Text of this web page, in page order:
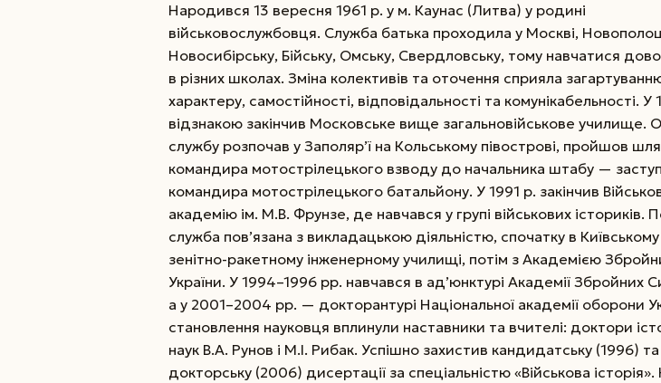
Народився 13 вересня 1961 р. у м. Каунас (Литва) у родині
військовослужбовця. Служба батька проходила у Москві,
Новосибірську, Бійську, Омську, Свердловську, тому навчатися
в різних школах. Зміна колективів та оточення сприяла
характеру, самостійності, відповідальності та комунікабельності. У
відзнакою закінчив Московське вище загальновійськове училище.
службу розпочав у Заполяр’ї на Кольському півострові, пройшов
командира мотострілецького взводу до начальника штабу —
командира мотострілецького батальйону. У 1991 р. закінчив
академію ім. М.В. Фрунзе, де навчався у групі військових істориків.
служба пов’язана з викладацькою діяльністю, спочатку в
зенітно-ракетному інженерному училищі, потім з Академією
України. У 1994–1996 рр. навчався в ад’юнктурі Академії Збройних
а у 2001–2004 рр. — докторантурі Національної академії оборони
становлення науковця вплинули наставники та вчителі: доктори
наук В.А. Рунов і М.І. Рибак. Успішно захистив кандидатську (1996) та
докторську (2006) дисертації за спеціальністю «Військова